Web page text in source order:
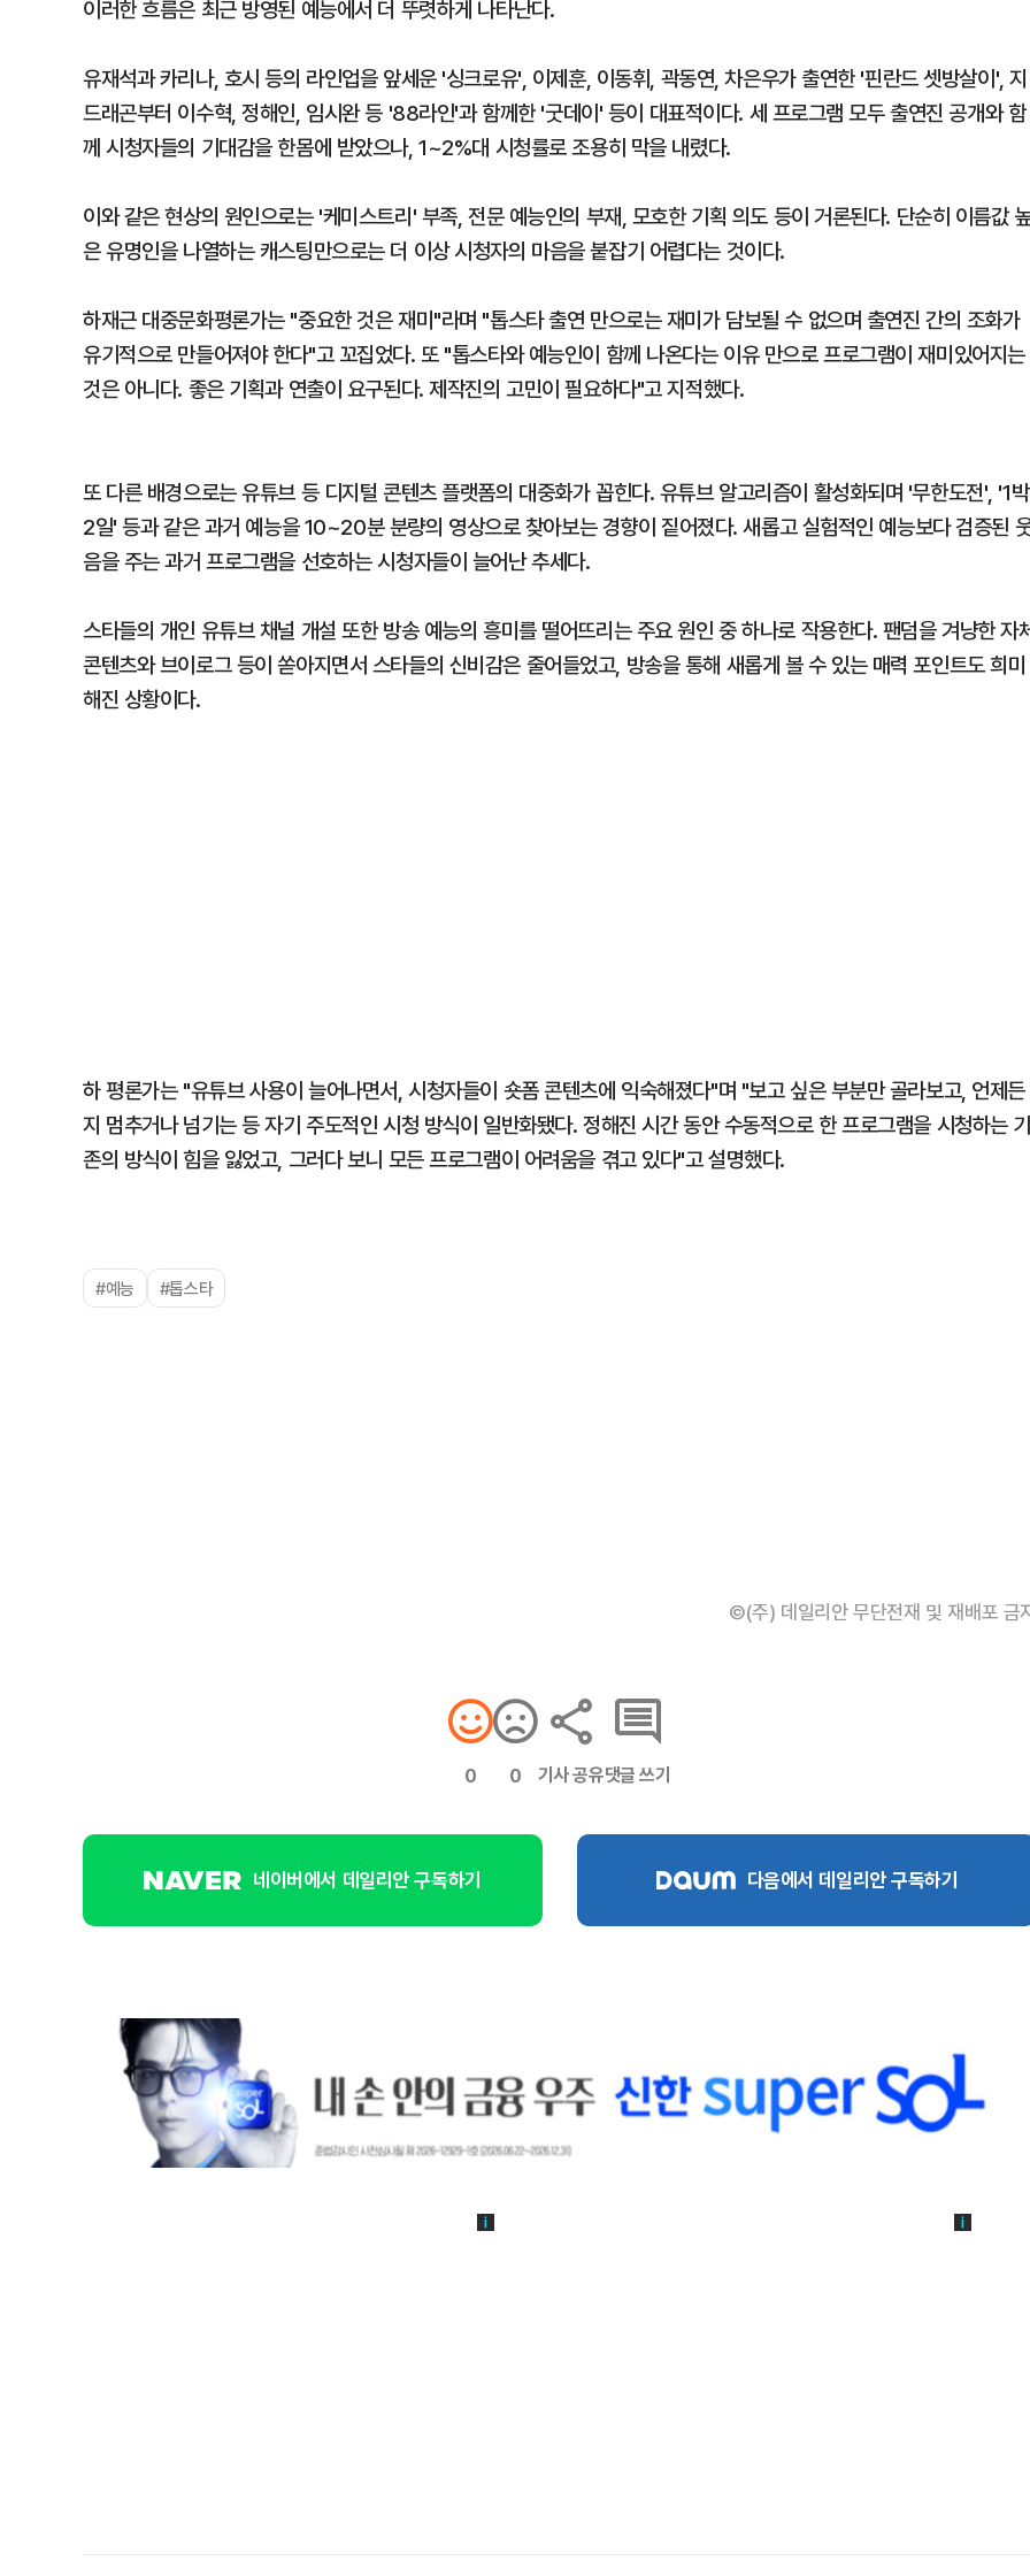
이러한 흐름은 최근 방영된 예능에서 더 뚜렷하게 나타난다.
유재석과 카리나, 호시 등의 라인업을 앞세운 '싱크로유', 이제훈, 이동휘, 곽동연, 차은우가 출연한 '핀란드 셋방살이', 지
드래곤부터 이수혁, 정해인, 임시완 등 '88라인'과 함께한 '굿데이' 등이 대표적이다. 세 프로그램 모두 출연진 공개와 함
께 시청자들의 기대감을 한몸에 받았으나, 1~2%대 시청률로 조용히 막을 내렸다.
이와 같은 현상의 원인으로는 '케미스트리' 부족, 전문 예능인의 부재, 모호한 기획 의도 등이 거론된다. 단순히 이름값
은 유명인을 나열하는 캐스팅만으로는 더 이상 시청자의 마음을 붙잡기 어렵다는 것이다.
하재근 대중문화평론가는 "중요한 것은 재미"라며 "톱스타 출연 만으로는 재미가 담보될 수 없으며 출연진 간의 조화가
유기적으로 만들어져야 한다"고 꼬집었다. 또 "톱스타와 예능인이 함께 나온다는 이유 만으로 프로그램이 재미있어지는
것은 아니다. 좋은 기획과 연출이 요구된다. 제작진의 고민이 필요하다"고 지적했다.
또 다른 배경으로는 유튜브 등 디지털 콘텐츠 플랫폼의 대중화가 꼽힌다. 유튜브 알고리즘이 활성화되며 '무한도전', '1박
2일' 등과 같은 과거 예능을 10~20분 분량의 영상으로 찾아보는 경향이 짙어졌다. 새롭고 실험적인 예능보다 검증된
음을 주는 과거 프로그램을 선호하는 시청자들이 늘어난 추세다.
스타들의 개인 유튜브 채널 개설 또한 방송 예능의 흥미를 떨어뜨리는 주요 원인 중 하나로 작용한다. 팬덤을 겨냥한 자
콘텐츠와 브이로그 등이 쏟아지면서 스타들의 신비감은 줄어들었고, 방송을 통해 새롭게 볼 수 있는 매력 포인트도 희미
해진 상황이다.
하 평론가는 "유튜브 사용이 늘어나면서, 시청자들이 숏폼 콘텐츠에 익숙해졌다"며 "보고 싶은 부분만 골라보고, 언제든
지 멈추거나 넘기는 등 자기 주도적인 시청 방식이 일반화됐다. 정해진 시간 동안 수동적으로 한 프로그램을 시청하는
존의 방식이 힘을 잃었고, 그러다 보니 모든 프로그램이 어려움을 겪고 있다"고 설명했다.
#예능 #톱스타
©(주) 데일리안 무단전재 및 재배포 금
0 0 기사 공유댓글 쓰기
네이버에서 데일리안 구독하기 다음에서 데일리안 구독하기